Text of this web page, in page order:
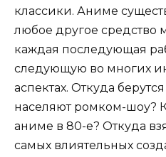
классики. Аниме
любое другое
каждая последующая
следующую во многих
аспектах. Откуда
населяют ромком-шоу?
аниме в 80-е? Откуда
самых влиятельных